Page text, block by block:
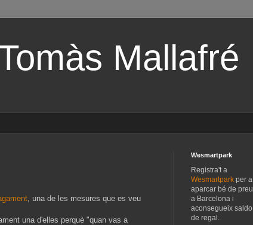
Mallafré
, una de les mesures que es veu
una d'elles perquè "quan vas a
Wesmartpark
Registra't a
Wesmartpark per a
aparcar bé de preu
a Barcelona i
aconsegueix saldo
de regal.